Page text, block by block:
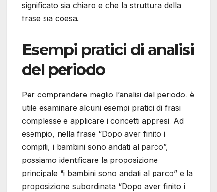
significato sia chiaro e che la struttura della
frase sia coesa.
Esempi pratici di analisi
del periodo
Per comprendere meglio l’analisi del periodo, è
utile esaminare alcuni esempi pratici di frasi
complesse e applicare i concetti appresi. Ad
esempio, nella frase “Dopo aver finito i
compiti, i bambini sono andati al parco”,
possiamo identificare la proposizione
principale “i bambini sono andati al parco” e la
proposizione subordinata “Dopo aver finito i